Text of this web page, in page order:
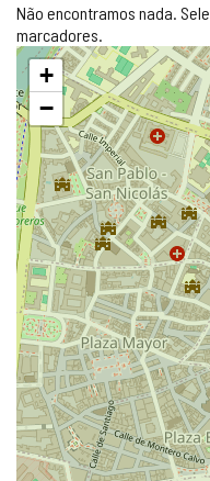
Não encontramos nada.
marcadores.
Pular
mapa
+
−